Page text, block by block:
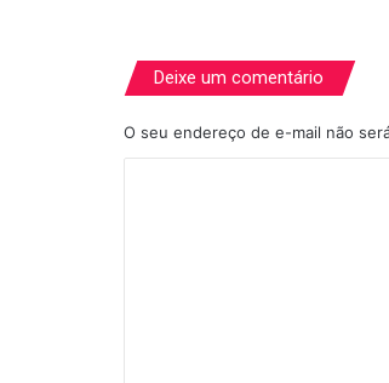
Deixe um comentário
O seu endereço de e-mail não